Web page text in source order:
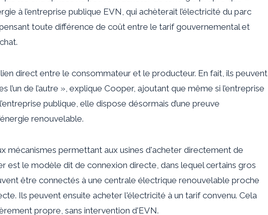
à l’entreprise publique EVN, qui achèterait l’électricité du parc
toute différence de coût entre le tarif gouvernemental et
lien direct entre le consommateur et le producteur. En fait, ils peuvent
l’un de l’autre », explique Cooper, ajoutant que même si l’entreprise
publique, elle dispose désormais d’une preuve
renouvelable.
mécanismes permettant aux usines d'acheter directement de
est le modèle dit de connexion directe, dans lequel certains gros
être connectés à une centrale électrique renouvelable proche
Ils peuvent ensuite acheter l'électricité à un tarif convenu. Cela
propre, sans intervention d'EVN.